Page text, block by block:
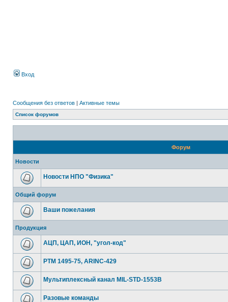
Вход
Сообщения без ответов | Активные темы
Список форумов
Форум
Новости
Новости НПО "Физика"
Общий форум
Ваши пожелания
Продукция
АЦП, ЦАП, ИОН, "угол-код"
РТМ 1495-75, ARINC-429
Мультиплексный канал MIL-STD-1553B
Разовые команды